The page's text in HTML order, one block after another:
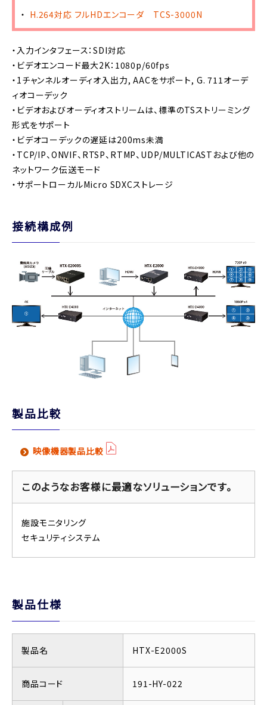
H.264対応 フルHDエンコーダ TCS-3000N
・入力インタフェース：SDI対応
・ビデオエンコード最大2K：1080p/60fps
・1チャンネルオーディオ入出力, AACをサポート, G. 711オーデ
ィオコーデック
・ビデオおよびオーディオストリームは、標準のTSストリーミング
形式をサポート
・ビデオコーデックの遅延は200ms未満
・TCP/IP、ONVIF、RTSP、RTMP、UDP/MULTICASTおよび他の
ネットワーク伝送モード
・サポートローカルMicro SDXCストレージ
接続構成例
製品比較
映像機器製品比較
このようなお客様に最適なソリューションです。
施設モニタリング
セキュリティシステム
製品仕様
製品名 HTX-E2000S
商品コード 191-HY-022